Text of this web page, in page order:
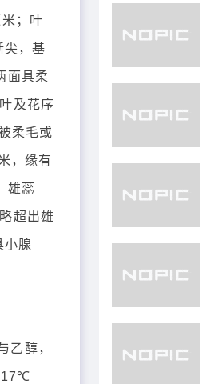
；叶
尖，基
面具柔
及花序
柔毛或
，缘有
雄蕊
超出雄
小腺
乙醇，
17℃